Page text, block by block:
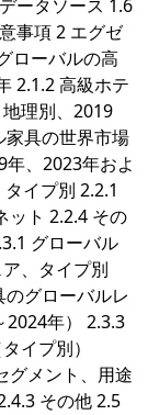
ータソース 1.6
事項 2 エグゼ
ローバルの高
2.1.2 高級ホテ
理別、2019
具の世界市場
、2023年およ
イプ別 2.2.1
ット 2.2.4 その
グローバル
、タイプ別
のグローバルレ
2024年） 2.3.3
イプ別）
グメント、用途
その他 2.5